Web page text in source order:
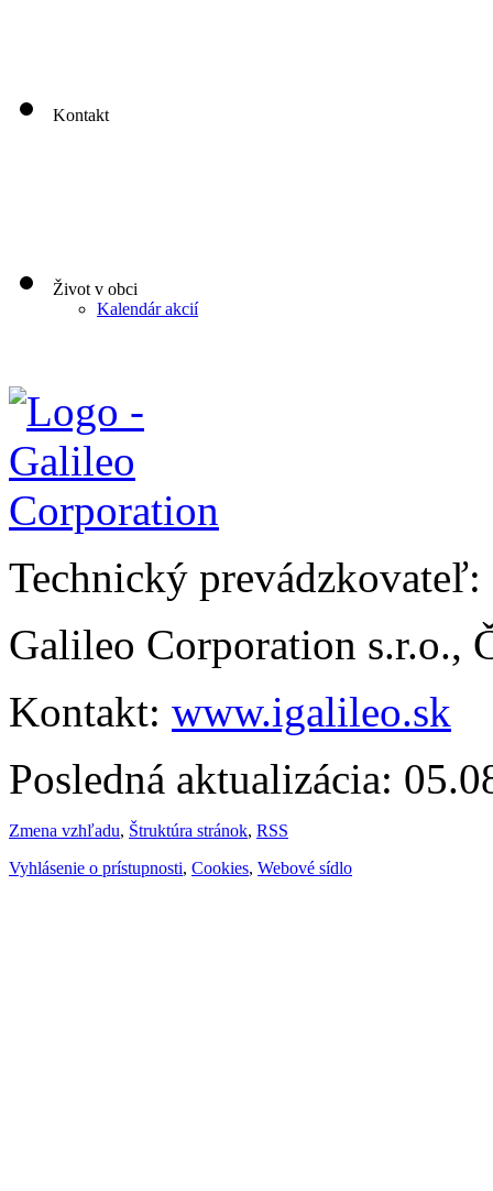
Kontakt
Život v obci
Kalendár akcií
Technický prevádzkovateľ:
Galileo Corporation s.r.o.,
Kontakt: www.igalileo.sk
Posledná aktualizácia:
Zmena vzhľadu, Štruktúra stránok, RSS
Vyhlásenie o prístupnosti, Cookies, Webové sídlo